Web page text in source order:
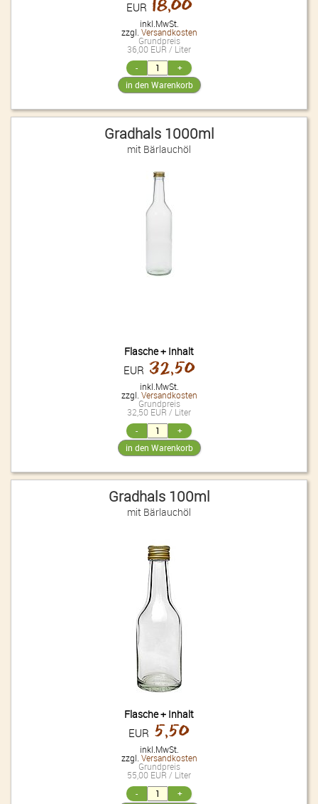
EUR
inkl.MwSt.
zzgl. Versandkosten
Grundpreis
36,00 EUR / Liter
Gradhals 1000ml
mit Bärlauchöl
Flasche + Inhalt
EUR 32,50
inkl.MwSt.
zzgl. Versandkosten
Grundpreis
32,50 EUR / Liter
Gradhals 100ml
mit Bärlauchöl
Flasche + Inhalt
EUR 5,50
inkl.MwSt.
zzgl. Versandkosten
Grundpreis
55,00 EUR / Liter